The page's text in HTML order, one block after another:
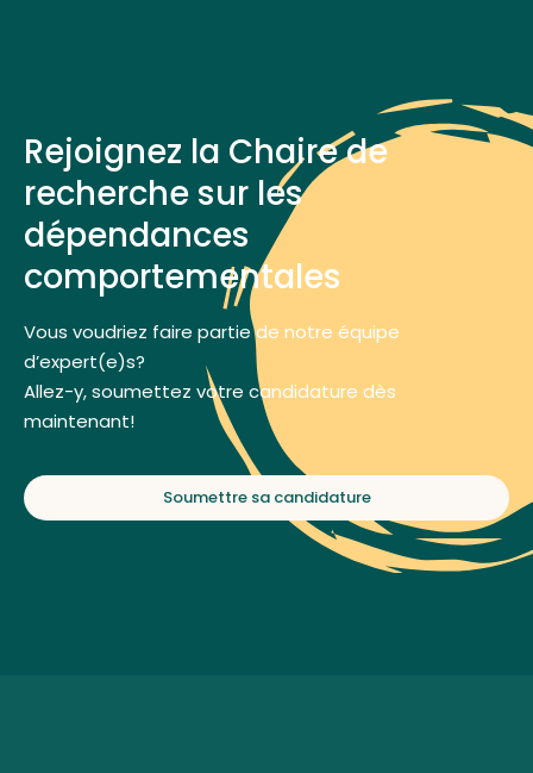
Rejoignez la Chaire de
recherche sur les
dépendances
comportementales
Vous voudriez faire partie de notre équipe
d’expert(e)s?
Allez-y, soumettez votre candidature dès
maintenant!
Soumettre sa candidature